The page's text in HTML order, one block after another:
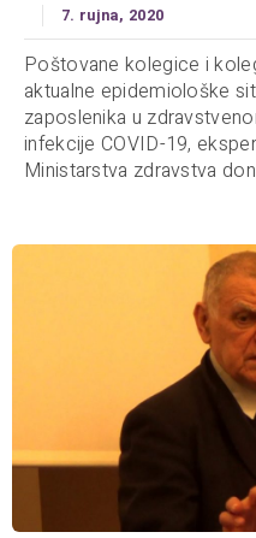
7. rujna, 2020
Poštovane kolegice i
aktualne epidemiološke
zaposlenika u
infekcije COVID-19,
Ministarstva zdravstva